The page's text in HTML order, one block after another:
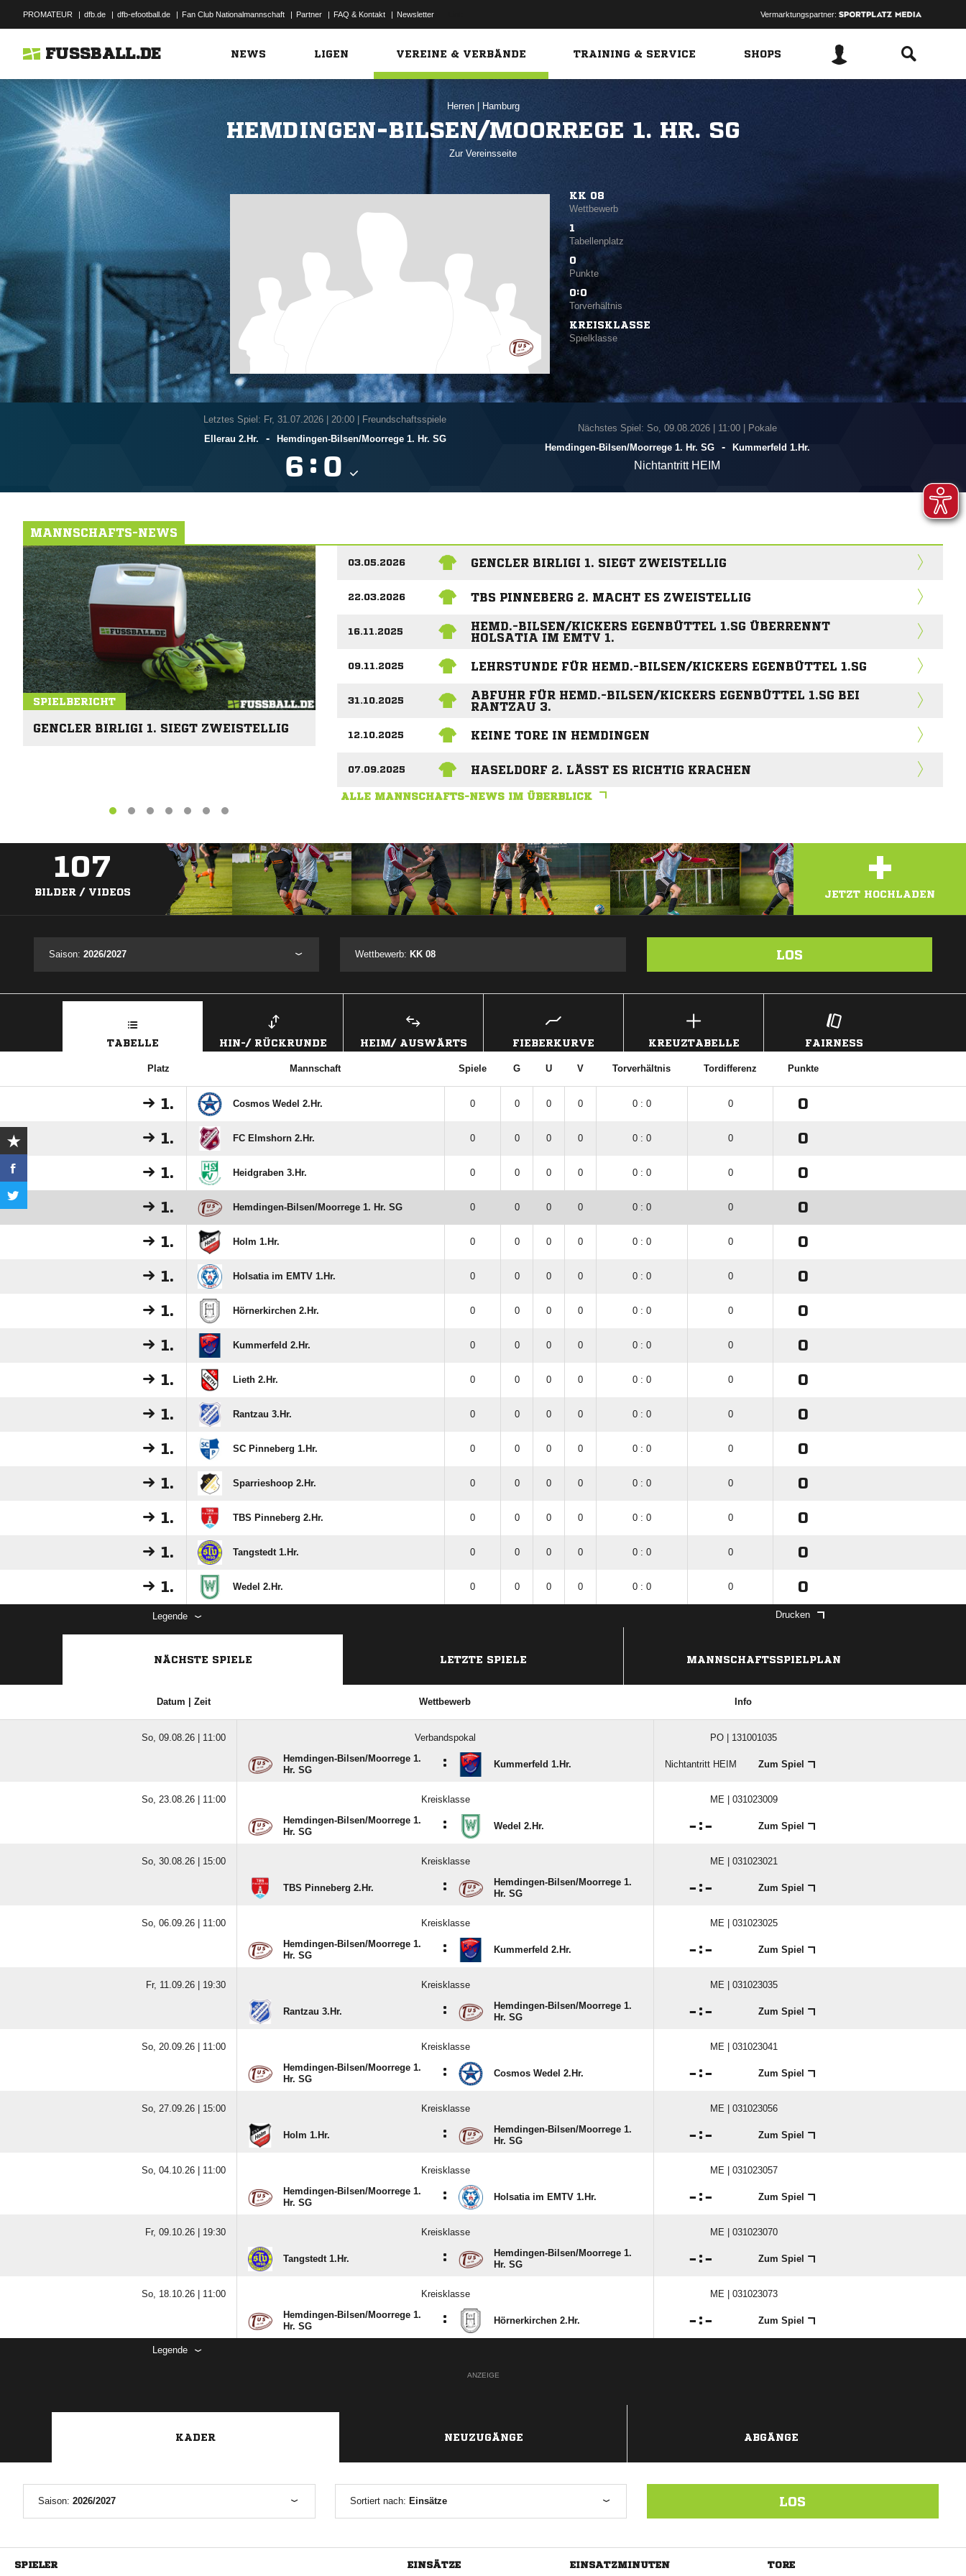
PROMATEUR | dfb.de | dfb-efootball.de | Fan Club Nationalmannschaft | Partner | FAQ & Kontakt | Newsletter Vermarktungspartner:
FUSSBALL.DE NEWS LIGEN VEREINE & VERBÄNDE TRAINING & SERVICE SHOPS
Herren Hamburg
HEMDINGEN-BILSEN/MOORREGE 1. HR. SG
Zur Vereinsseite
KK 08
Wettbewerb
1
Tabellenplatz
0
Punkte
0:0
Torverhältnis
KREISKLASSE
Spielklasse
Letztes Spiel: Fr, 31.07.2026
20:00 | Freundschaftsspiele
Ellerau 2.Hr.
- Hemdingen-Bilsen/​Moorrege 1. Hr. SG
 : 
Nächstes Spiel: So, 09.08.2026| 11:00 | Pokale
Hemdingen-Bilsen/​Moorrege 1. Hr. SG
- Kummerfeld 1.Hr.
Nichtantritt HEIM
MANNSCHAFTS-NEWS
SPIELBERICHT
GENCLER BIRLIGI 1. SIEGT ZWEISTELLIG
03.05.2026 GENCLER BIRLIGI 1. SIEGT ZWEISTELLIG
22.03.2026 TBS PINNEBERG 2. MACHT ES ZWEISTELLIG
16.11.2025
HEMD.-BILSEN/KICKERS EGENBÜTTEL 1.SG ÜBERRENNT
HOLSATIA IM EMTV 1.
09.11.2025 LEHRSTUNDE FÜR HEMD.-BILSEN/KICKERS EGENBÜTTEL 1.SG
31.10.2025
ABFUHR FÜR HEMD.-BILSEN/KICKERS EGENBÜTTEL 1.SG BEI
RANTZAU 3.
12.10.2025 KEINE TORE IN HEMDINGEN
07.09.2025 HASELDORF 2. LÄSST ES RICHTIG KRACHEN
ALLE MANNSCHAFTS-NEWS IM ÜBERBLICK
107
BILDER / VIDEOS +
JETZT HOCHLADEN
Saison: 2026/2027 Wettbewerb: KK 08 LOS
TABELLE HIN-/ RÜCKRUNDE HEIM/ AUSWÄRTS FIEBERKURVE KREUZTABELLE FAIRNESS
Platz Mannschaft Spiele G U V Torverhältnis Tordifferenz Punkte
1. Cosmos Wedel 2.Hr. 0 0 0 0 0 : 0 0 0
1. FC Elmshorn 2.Hr. 0 0 0 0 0 : 0 0 0
1. Heidgraben 3.Hr. 0 0 0 0 0 : 0 0 0
1. Hemdingen-Bilsen/​Moorrege 1. Hr. SG 0 0 0 0 0 : 0 0 0
1. Holm 1.Hr. 0 0 0 0 0 : 0 0 0
1. Holsatia im EMTV 1.Hr. 0 0 0 0 0 : 0 0 0
1. Hörnerkirchen 2.Hr. 0 0 0 0 0 : 0 0 0
1. Kummerfeld 2.Hr. 0 0 0 0 0 : 0 0 0
1. Lieth 2.Hr. 0 0 0 0 0 : 0 0 0
1. Rantzau 3.Hr. 0 0 0 0 0 : 0 0 0
1. SC Pinneberg 1.Hr. 0 0 0 0 0 : 0 0 0
1. Sparrieshoop 2.Hr. 0 0 0 0 0 : 0 0 0
1. TBS Pinneberg 2.Hr. 0 0 0 0 0 : 0 0 0
1. Tangstedt 1.Hr. 0 0 0 0 0 : 0 0 0
1. Wedel 2.Hr. 0 0 0 0 0 : 0 0 0
Legende Drucken
NÄCHSTE SPIELE LETZTE SPIELE MANNSCHAFTSSPIELPLAN
Datum | Zeit Wettbewerb Info
So, 09.08.26 | 11:00 Verbandspokal
PO | 131001035
Hemdingen-Bilsen/​Moorrege 1.
Hr. SG
: Kummerfeld 1.Hr. Nichtantritt HEIM Zum Spiel
So, 23.08.26 | 11:00 Kreisklasse
ME | 031023009
Hemdingen-Bilsen/​Moorrege 1.
Hr. SG
: Wedel 2.Hr.  : Zum Spiel
So, 30.08.26 | 15:00 Kreisklasse ME | 031023021
TBS Pinneberg 2.Hr. :
Hemdingen-Bilsen/​Moorrege 1.
Hr. SG
 : Zum Spiel
So, 06.09.26 | 11:00 Kreisklasse
ME | 031023025
Hemdingen-Bilsen/​Moorrege 1.
Hr. SG
: Kummerfeld 2.Hr.  : Zum Spiel
Fr, 11.09.26 | 19:30 Kreisklasse ME | 031023035
Rantzau 3.Hr. :
Hemdingen-Bilsen/​Moorrege 1.
Hr. SG
 : Zum Spiel
So, 20.09.26 | 11:00 Kreisklasse
ME | 031023041
Hemdingen-Bilsen/​Moorrege 1.
Hr. SG
: Cosmos Wedel 2.Hr.  : Zum Spiel
So, 27.09.26 | 15:00 Kreisklasse ME | 031023056
Holm 1.Hr. :
Hemdingen-Bilsen/​Moorrege 1.
Hr. SG
 : Zum Spiel
So, 04.10.26 | 11:00 Kreisklasse
ME | 031023057
Hemdingen-Bilsen/​Moorrege 1.
Hr. SG
: Holsatia im EMTV 1.Hr.  : Zum Spiel
Fr, 09.10.26 | 19:30 Kreisklasse ME | 031023070
Tangstedt 1.Hr. :
Hemdingen-Bilsen/​Moorrege 1.
Hr. SG
 : Zum Spiel
So, 18.10.26 | 11:00 Kreisklasse
ME | 031023073
Hemdingen-Bilsen/​Moorrege 1.
Hr. SG
: Hörnerkirchen 2.Hr.  : Zum Spiel
Legende
ANZEIGE
KADER NEUZUGÄNGE ABGÄNGE
Saison: 2026/2027 Sortiert nach: Einsätze LOS
SPIELER EINSÄTZE EINSATZMINUTEN TORE